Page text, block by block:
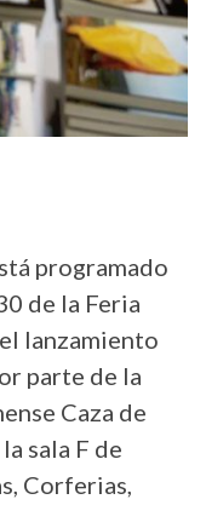
programado
de la Feria
lanzamiento
parte de la
Caza de
sala F de
Corferias,